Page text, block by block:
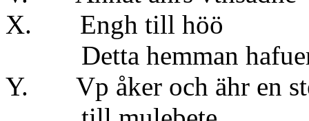
X. Engh till
Detta hemman hafuer
Y. Vp åker och ähr en